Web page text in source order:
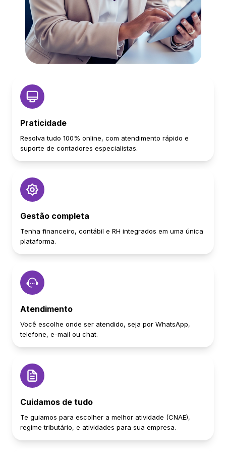
Praticidade
Resolva tudo 100% online, com atendimento rápido e
suporte de contadores especialistas.
Gestão completa
Tenha financeiro, contábil e RH integrados em uma única
plataforma.
Atendimento
Você escolhe onde ser atendido, seja por WhatsApp,
telefone, e-mail ou chat.
Cuidamos de tudo
Te guiamos para escolher a melhor atividade (CNAE),
regime tributário, e atividades para sua empresa.